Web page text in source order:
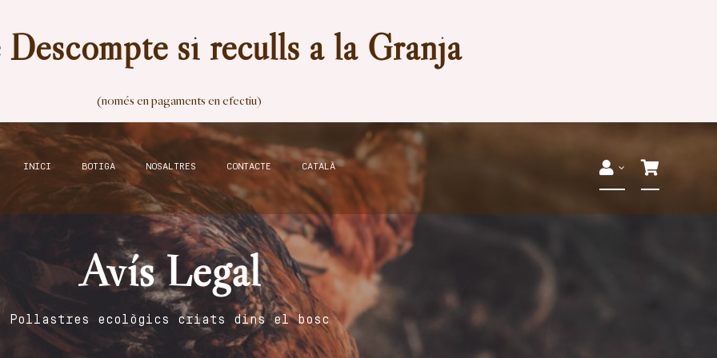
Descompte si reculls a la Granja
(només en pagaments en efectiu)
INICI BOTIGA NOSALTRES CONTACTE CATALÀ
Avís Legal
Pollastres ecològics criats dins el bosc